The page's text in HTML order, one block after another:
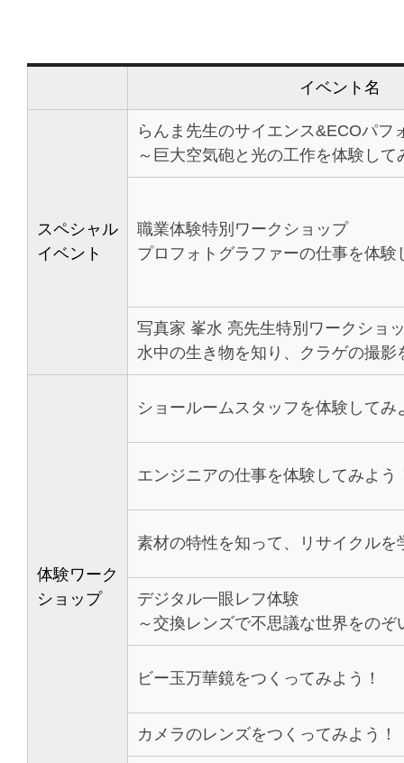
イベント名
スペシャル
イベント
らんま先生のサイエンス&ECOパフ
～巨大空気砲と光の工作を体験して
職業体験特別ワークショップ
プロフォトグラファーの仕事を体験
写真家 峯水 亮先生特別ワークショ
水中の生き物を知り、クラゲの撮影
体験ワーク
ショップ
ショールームスタッフを体験してみ
エンジニアの仕事を体験してみよう
素材の特性を知って、リサイクルを
デジタル一眼レフ体験
～交換レンズで不思議な世界をのぞ
ビー玉万華鏡をつくってみよう！
カメラのレンズをつくってみよう！